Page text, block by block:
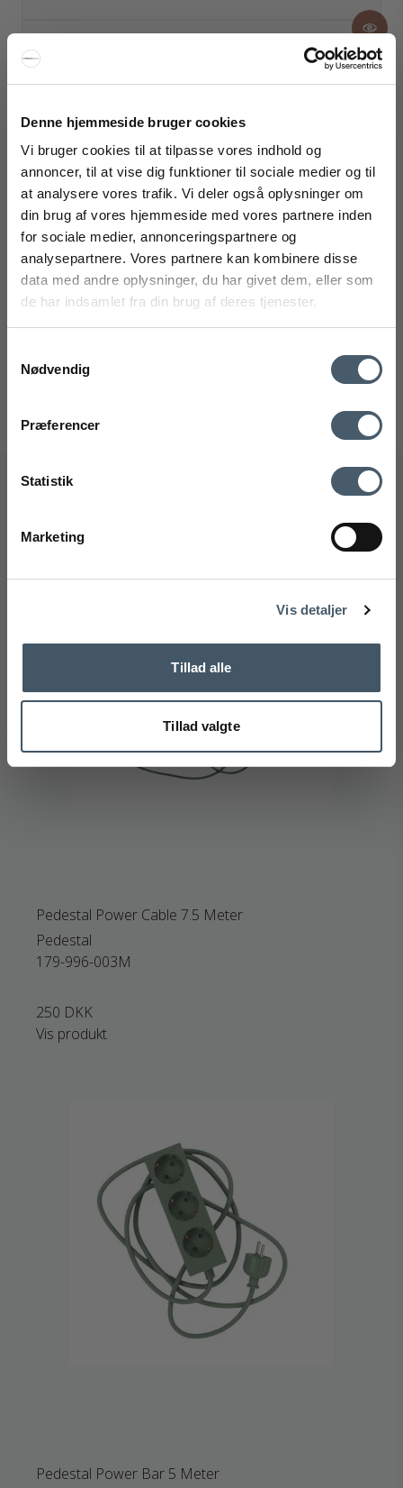
Denne hjemmeside bruger cookies
Vi bruger cookies til at tilpasse vores indhold og
annoncer, til at vise dig funktioner til sociale medier og til
at analysere vores trafik. Vi deler også oplysninger om
din brug af vores hjemmeside med vores partnere inden
for sociale medier, annonceringspartnere og
analysepartnere. Vores partnere kan kombinere disse
data med andre oplysninger, du har givet dem, eller som
de har indsamlet fra din brug af deres tjenester.
Nødvendig
Præferencer
Statistik
Marketing
Vis detaljer
Tillad alle
Tillad valgte
Gratis forbruger hotline +45 6969 8760
Nyhedsbrev
Få 20% på dit første køb
Særlig gode tilbud
Personlige anbefalinger
Beskrivelse
på din Pedestal TV-stander. De er lavet af holdbart velcro,
sikrer korrekt fastgørelse og fuldender standerens udseende.
Specifikationer
Pedestal
Pedestal Power Cable 7.5 Meter
Pedestal
179-996-003M
250 DKK
Vis produkt
Pedestal Power Bar 5 Meter
FÅ 20% RABAT
*Din rabat kan ikke bruges på i forvejen nedsatte varer eller på
produkter fra Rocket
.
markedsføring med gode tilbud og inspiration. Du kan altid trække dit
samtykke tilbage. Med dit samtykke accepterer du desuden vores